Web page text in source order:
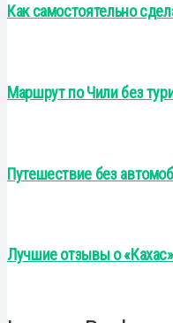
Как самостоятельно
Маршрут по Чили без
Путешествие без
Лучшие отзывы о